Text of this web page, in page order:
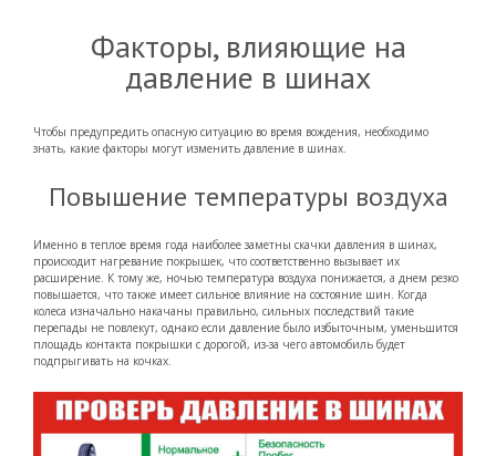
Факторы, влияющие на
давление в шинах
Чтобы предупредить опасную ситуацию во время вождения, необходимо
знать, какие факторы могут изменить давление в шинах.
Повышение температуры воздуха
Именно в теплое время года наиболее заметны скачки давления в шинах,
происходит нагревание покрышек, что соответственно вызывает их
расширение. К тому же, ночью температура воздуха понижается, а днем резко
повышается, что также имеет сильное влияние на состояние шин. Когда
колеса изначально накачаны правильно, сильных последствий такие
перепады не повлекут, однако если давление было избыточным, уменьшится
площадь контакта покрышки с дорогой, из-за чего автомобиль будет
подпрыгивать на кочках.